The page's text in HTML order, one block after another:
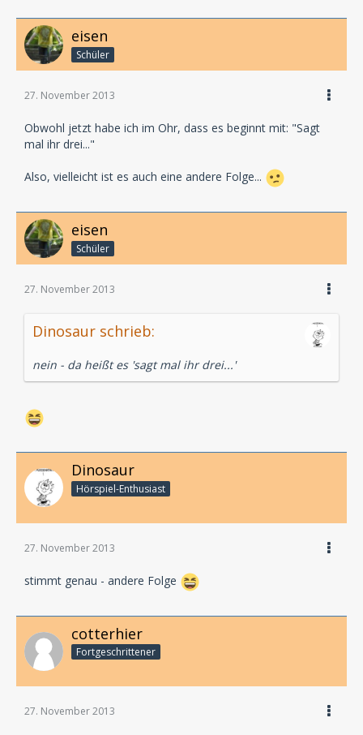
eisen
Schüler
27. November 2013
Obwohl jetzt habe ich im Ohr, dass es beginnt mit: "Sagt
mal ihr drei..."
Also, vielleicht ist es auch eine andere Folge...
eisen
Schüler
27. November 2013
Dinosaur schrieb:
nein - da heißt es 'sagt mal ihr drei...'
Dinosaur
Hörspiel-En­thu­si­ast
27. November 2013
stimmt genau - andere Folge
cotterhier
Fortgeschrittener
27. November 2013